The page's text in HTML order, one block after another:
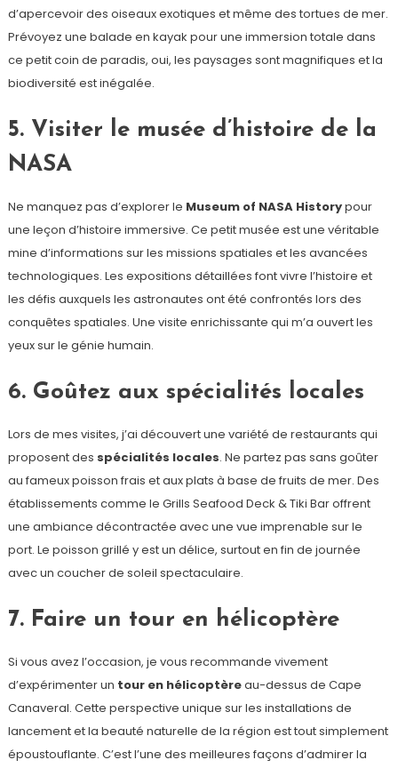
d’apercevoir des oiseaux exotiques et même des tortues de mer.
Prévoyez une balade en kayak pour une immersion totale dans
ce petit coin de paradis, oui, les paysages sont magnifiques et la
biodiversité est inégalée.
5. Visiter le musée d’histoire de la
NASA
Ne manquez pas d’explorer le Museum of NASA Historypour
une leçon d’histoire immersive. Ce petit musée est une véritable
mine d’informations sur les missions spatiales et les avancées
technologiques. Les expositions détaillées font vivre l’histoire et
les défis auxquels les astronautes ont été confrontés lors des
conquêtes spatiales. Une visite enrichissante qui m’a ouvert les
yeux sur le génie humain.
6. Goûtez aux spécialités locales
Lors de mes visites, j’ai découvert une variété de restaurants qui
proposent des spécialités locales. Ne partez pas sans goûter
au fameux poisson frais et aux plats à base de fruits de mer. Des
établissements comme le Grills Seafood Deck & Tiki Bar offrent
une ambiance décontractée avec une vue imprenable sur le
port. Le poisson grillé y est un délice, surtout en fin de journée
avec un coucher de soleil spectaculaire.
7. Faire un tour en hélicoptère
Si vous avez l’occasion, je vous recommande vivement
d’expérimenter un tour en hélicoptèreau-dessus de Cape
Canaveral. Cette perspective unique sur les installations de
lancement et la beauté naturelle de la région est tout simplement
époustouflante. C’est l’une des meilleures façons d’admirer la